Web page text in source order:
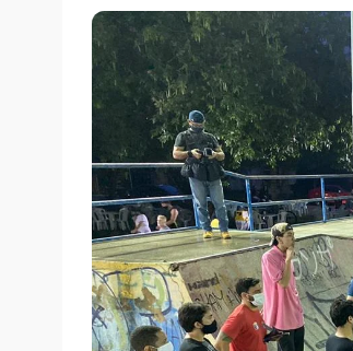
quinta-feira, 12/11/2020 às